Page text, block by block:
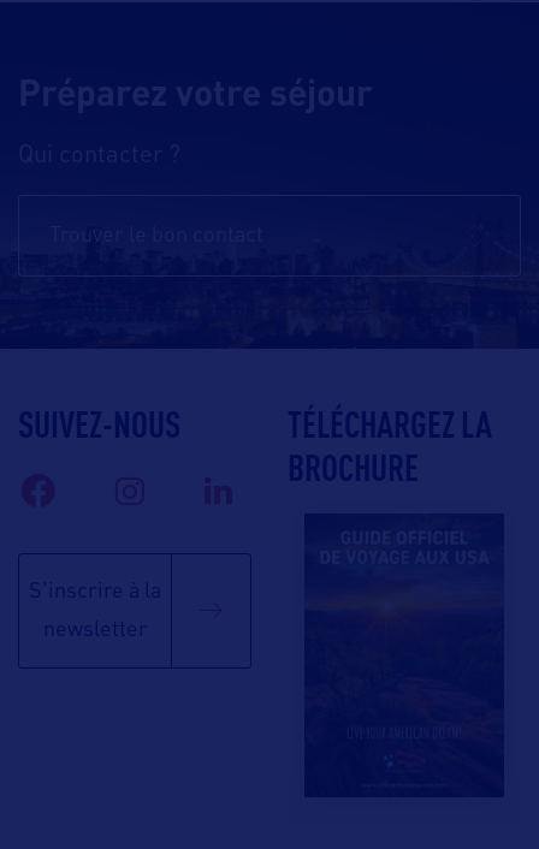
Trouver le bon contact
SUIVEZ-NOUS
S'inscrire à la
newsletter
TÉLÉCHARGEZ LA
BROCHURE